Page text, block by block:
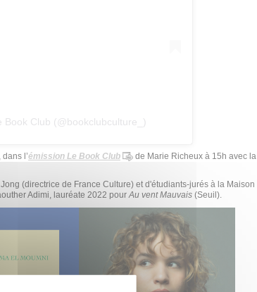
Club (@bookclubculture_)
l’émission Le Book Club
de Marie Richeux à 15h avec la
(directrice de France Culture) et d'étudiants-jurés à la Maison
Adimi, lauréate 2022 pourAu vent Mauvais (Seuil).